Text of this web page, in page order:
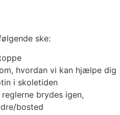
ske:
hvordan vi kan hjælpe dig
i skoletiden
brydes igen,
bosted